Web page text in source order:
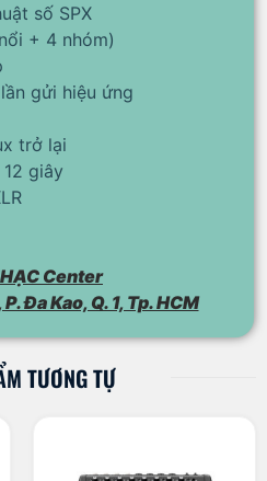
số SPX
+ 4 nhóm)
gửi hiệu ứng
trở lại
giây
Center
Đa Kao, Q. 1, Tp. HCM
TƯƠNG TỰ